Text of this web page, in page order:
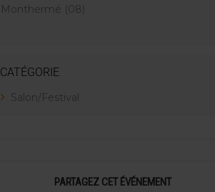
Monthermé (08)
CATÉGORIE
Salon/Festival
PARTAGEZ CET ÉVÉNEMENT